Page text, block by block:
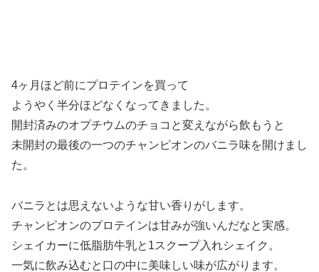
4ヶ月ほど前にプロテインを買って
ようやく半分ほどなくなってきました。
開封済みのオプチウムのチョコと変えながら飲もうと
未開封の最後の一つのチャンピオンのバニラ味を開けまし
た。
バニラとは思えないような甘い香りがします。
チャンピオンのプロテインは甘みが強いんだなと実感。
シェイカーに低脂肪牛乳と1スクープ入れシェイク。
一気に飲み込むと口の中に美味しい味が広がります。